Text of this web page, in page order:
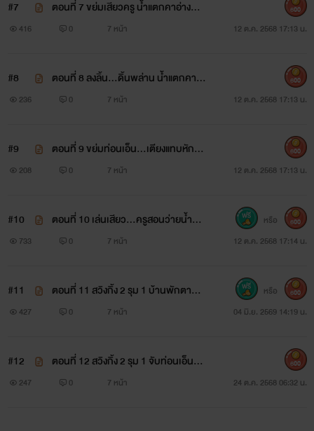
#7
ตอนที่ 7 ขย่มเสียวครู น้ำแตกคาอ่าง💦
🛀🔞
416 0 7 หน้า 12 ต.ค. 2568 17:13 น.
600
#8
ตอนที่ 8 ลงลิ้น...ดิ้นพล่าน น้ำแตกคาป
าก👅💦🔞
236 0 7 หน้า 12 ต.ค. 2568 17:13 น.
600
#9
ตอนที่ 9 ขย่มท่อนเอ็น...เตียงแทบหัก❗
🔞
208 0 7 หน้า 12 ต.ค. 2568 17:13 น.
600
#10
ตอนที่ 10 เล่นเสียว...ครูสอนว่ายน้ำ🛀
🔞
733 0 7 หน้า 12 ต.ค. 2568 17:14 น.
หรือ 600
#11
ตอนที่ 11 สวิงกิ้ง 2 รุม 1 บ้านพักตากอ
ากาศ💦🔞
427 0 7 หน้า 04 มิ.ย. 2569 14:19 น.
หรือ 600
#12
ตอนที่ 12 สวิงกิ้ง 2 รุม 1 จับท่อนเอ็นกร
ะแทก💦🔞
247 0 7 หน้า 24 ต.ค. 2568 06:32 น.
600